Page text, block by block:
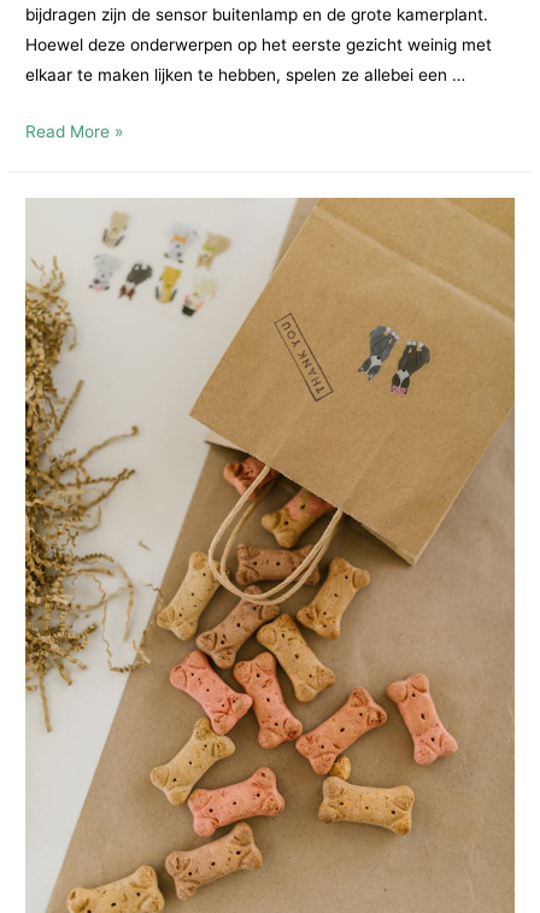
bijdragen zijn de sensor buitenlamp en de grote kamerplant.
Hoewel deze onderwerpen op het eerste gezicht weinig met
elkaar te maken lijken te hebben, spelen ze allebei een …
Sensor
kamerplant:
techniek
en
natuur
voor
een
prettig
thuis
Read More »